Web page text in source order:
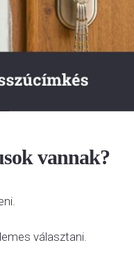
vannak?
választani.